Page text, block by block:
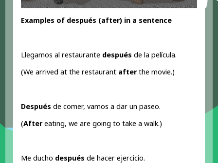
Examples of después (after) in a sentence
Llegamos al restaurante después de la película.
(We arrived at the restaurant afterthe movie.)
Después de comer, vamos a dar un paseo.
(Aftereating, we are going to take a walk.)
Me ducho después de hacer ejercicio.